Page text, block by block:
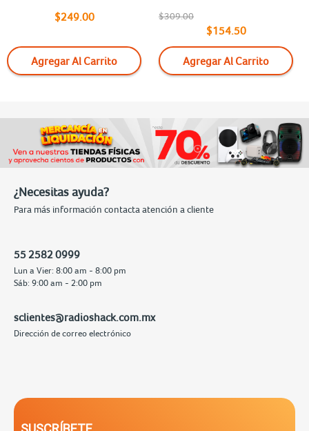
$249.00
Agregar Al Carrito
$309.00
$154.50
Agregar Al Carrito
¿Necesitas ayuda?
Para más información contacta atención a cliente
55 2582 0999
Lun a Vier: 8:00 am - 8:00 pm
Sáb: 9:00 am - 2:00 pm
sclientes@radioshack.com.mx
Dirección de correo electrónico